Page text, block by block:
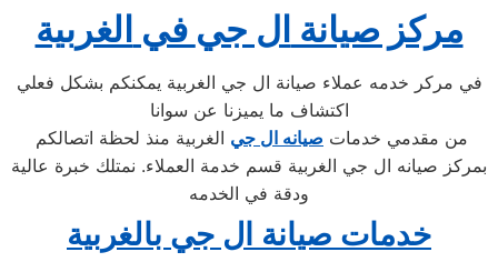
مركز صيانة ال جي في الغربية
في مركر خدمه عملاء صيانة ال جي الغربية يمكنكم بشكل فعلي
اكتشاف ما يميزنا عن سوانا
من مقدمي خدمات صيانه ال جي الغربية منذ لحظة اتصالكم
بمركز صيانه ال جي الغربية قسم خدمة العملاء. نمتلك خبرة عالية
ودقة في الخدمه
خدمات صيانة ال جي بالغربية